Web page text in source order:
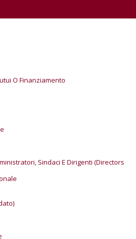
O Finanziamento
Sindaci E Dirigenti (Directors